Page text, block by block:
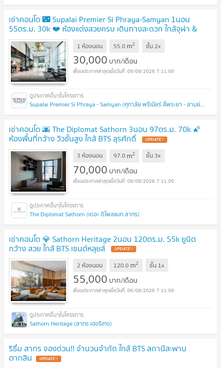
เช่าคอนโด 🌃 Supalai Premier Si Phraya-Samyan 1นอน
55ตร.ม. 30k ❤️ ห้องแต่งสวยครบ เดินทางสะดวก ใกล้จุฬา &
MRT สามย่าน
1 ห้องนอน 55.0 m2 ชั้น2x
30,000 บาท/เดือน
06/08/2026 7:11:00
Supalai Premier Si Phraya - Samyan (ศุภาลัย พรีเมียร์ สี่พระยา - สามย่าน)
เช่าคอนโด 🌆 The Diplomat Sathorn 3นอน 97ตร.ม. 70k 🌠
ห้องพื้นที่กว้าง วิวชั้นสูง ใกล้ BTS สุรศักดิ์
3 ห้องนอน 97.0 m2 ชั้น 3x
70,000 บาท/เดือน
06/08/2026 7:11:00
The Diplomat Sathorn (เดอะ ดิโพลแมท สาทร)
เช่าคอนโด 💎 Sathorn Heritage 2นอน 120ตร.ม. 55k ยูนิต
กว้าง สวย ใกล้ BTS เซนต์หลุยส์
2 ห้องนอน 120.0 m2 ชั้น 1x
55,000 บาท/เดือน
06/08/2026 7:11:00
Sathorn Heritage (สาทร เฮอริเทจ)
ริธึ่ม สาทร จองด่วน!! จำนวนจำกัด ใกล้ BTS สถานีสะพาน
ตากสิน